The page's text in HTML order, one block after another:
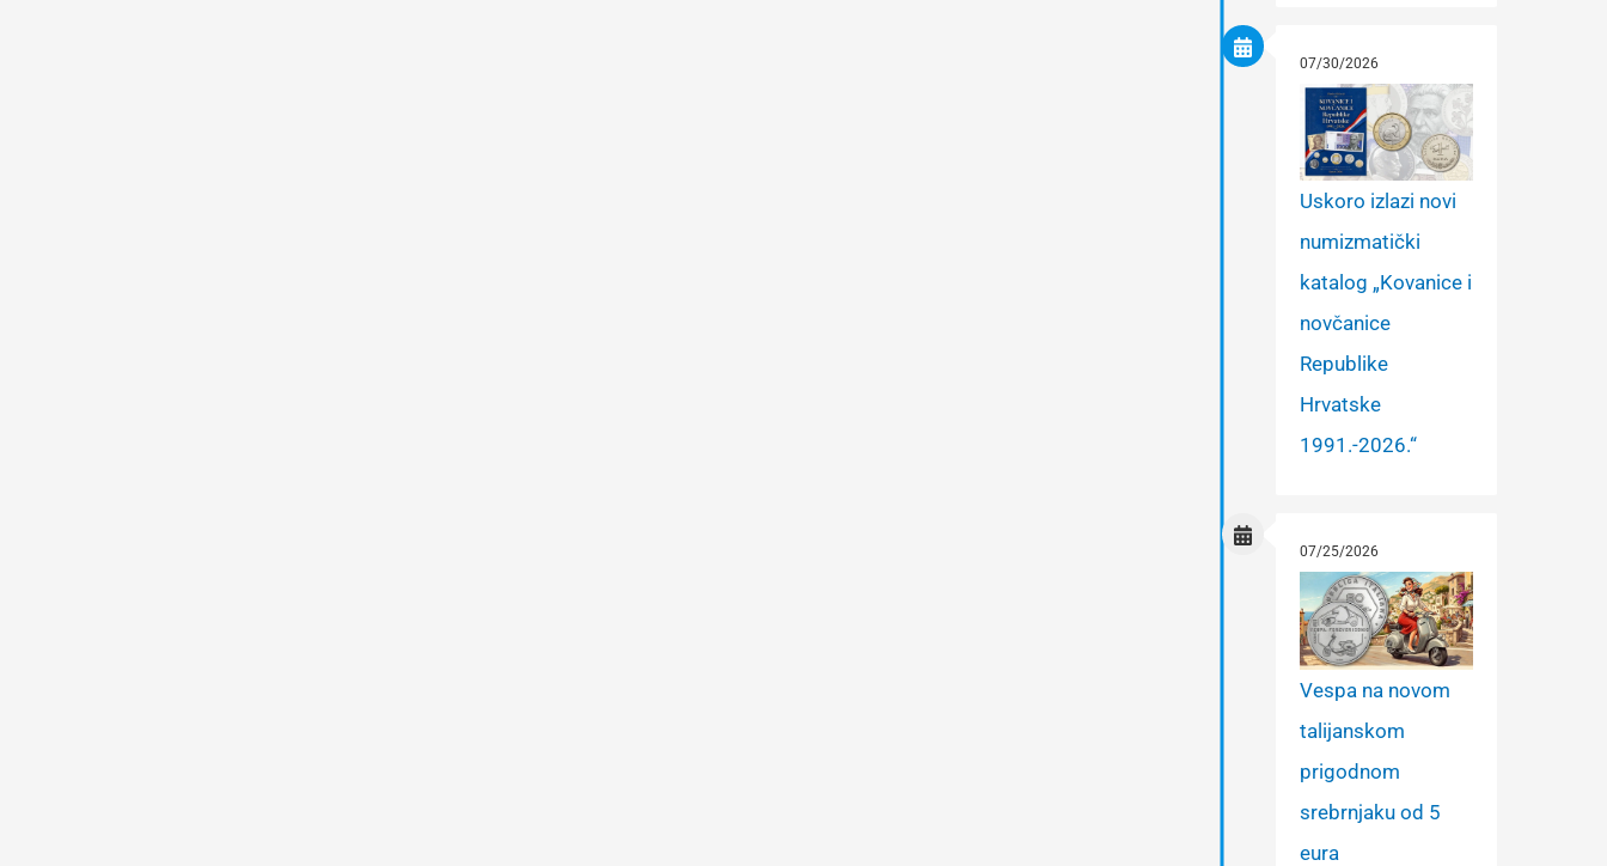
07/30/2026
Uskoro izlazi novi
numizmatički
katalog „Kovanice i
novčanice
Republike
Hrvatske
1991.-2026.“
07/25/2026
Vespa na novom
talijanskom
prigodnom
srebrnjaku od 5
eura